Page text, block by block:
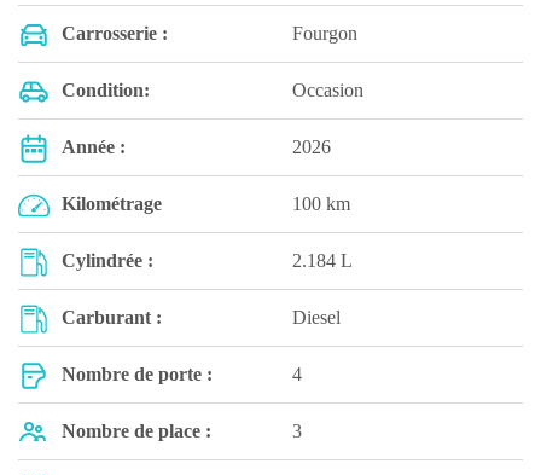
Carrosserie : Fourgon
Condition: Occasion
Année : 2026
Kilométrage 100 km
Cylindrée : 2.184 L
Carburant : Diesel
Nombre de porte : 4
Nombre de place : 3